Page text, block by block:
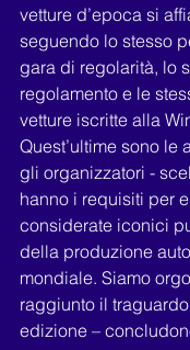
vetture d’epoca si
seguendo lo stesso
gara di regolarità, lo
regolamento e le
vetture iscritte alla
Quest’ultime sono le
gli organizzatori -
hanno i requisiti per
considerate iconici
della produzione
mondiale. Siamo
raggiunto il
edizione –